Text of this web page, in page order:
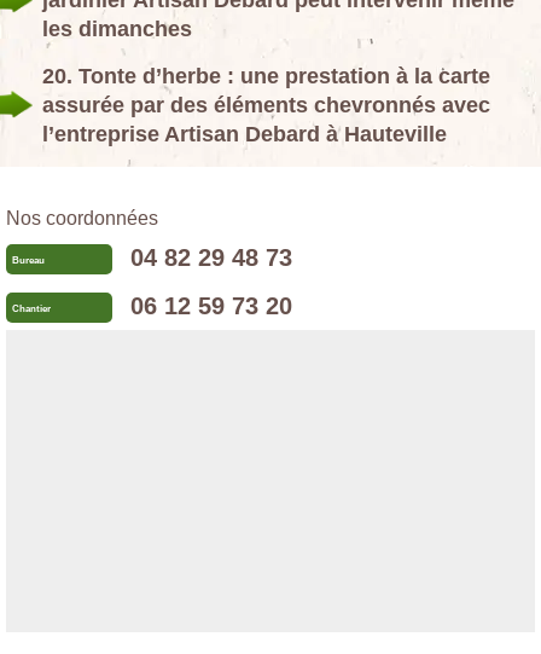
les dimanches
20. Tonte d’herbe : une prestation à la carte
assurée par des éléments chevronnés avec
l’entreprise Artisan Debard à Hauteville
Nos coordonnées
Bureau 04 82 29 48 73
Chantier 06 12 59 73 20